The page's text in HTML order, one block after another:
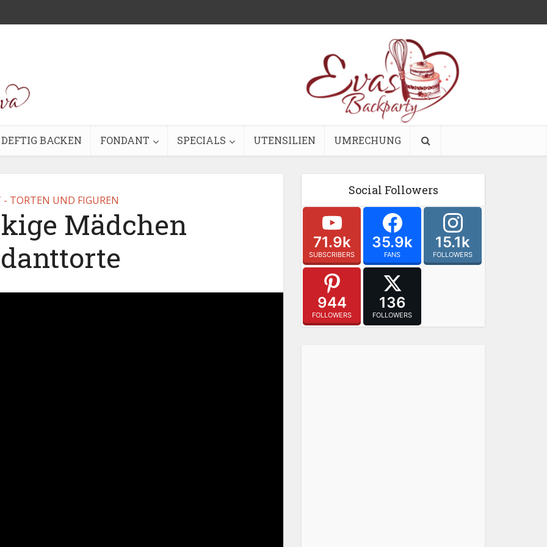
DEFTIG BACKEN FONDANT SPECIALS UTENSILIEN UMRECHUNG
TORTEN UND FIGUREN
Mädchen
Social Followers
71.9k
SUBSCRIBERS
35.9k
FANS
15.1k
FOLLOWERS
944
FOLLOWERS
136
FOLLOWERS